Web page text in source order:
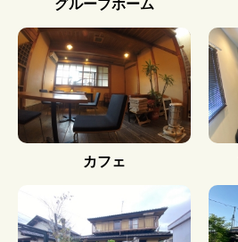
グループホーム
カフェ